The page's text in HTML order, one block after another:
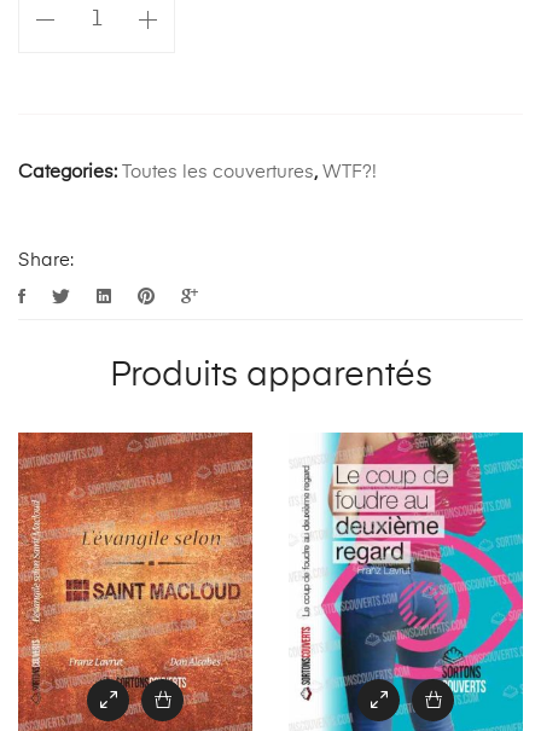
Categories: Toutes les couvertures, WTF?!
Share:
Produits apparentés